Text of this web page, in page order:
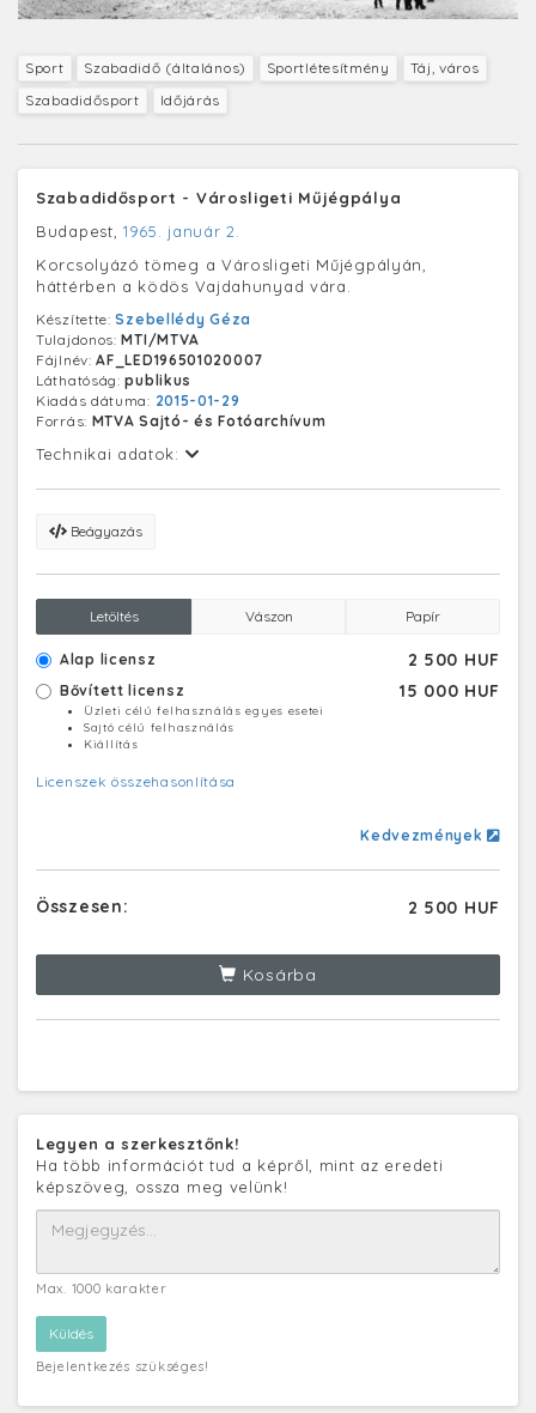
Sport Szabadidő (általános) Sportlétesítmény
Táj, város
Szabadidősport
Időjárás
Szabadidősport - Városligeti Műjégpálya
Budapest, 1965. január 2.
Korcsolyázó tömeg a Városligeti Műjégpályán,
háttérben a ködös Vajdahunyad vára.
Készítette:Szebellédy Géza
Tulajdonos:MTI/MTVA
Fájlnév:AF_LED196501020007
Láthatóság:publikus
Kiadás dátuma: 2015-01-29
Forrás: MTVA Sajtó- és Fotóarchívum
Technikai adatok:
Beágyazás
Letöltés Vászon Papír
Alap licensz 2 500 HUF
Bővített licensz 15 000 HUF
Üzleti célú felhasználás egyes esetei
Sajtó célú felhasználás
Kiállítás
Licenszek összehasonlítása
Kedvezmények
Összesen: 2 500 HUF
Kosárba
Legyen a szerkesztőnk!
Ha több információt tud a képről, mint az eredeti
képszöveg, ossza meg velünk!
Max. 1000 karakter
Bejelentkezés szükséges!